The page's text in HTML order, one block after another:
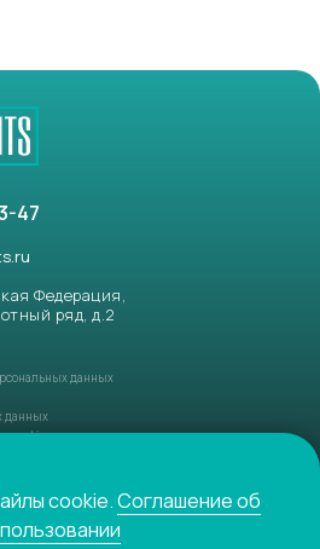
Все права защищены
Федерация,
ряд, д.2
47
данных
данных
cookie
cookie.Соглашение об